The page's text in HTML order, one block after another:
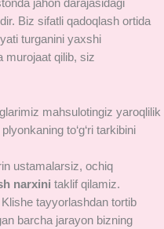
jahon darajasidagi
Biz sifatli qadoqlash ortida
turganini yaxshi
murojaat qilib, siz
mahsulotingiz yaroqlilik
to‘g‘ri tarkibini
ustamalarsiz, ochiq
narxini taklif qilamiz.
Klishe tayyorlashdan tortib
barcha jarayon bizning